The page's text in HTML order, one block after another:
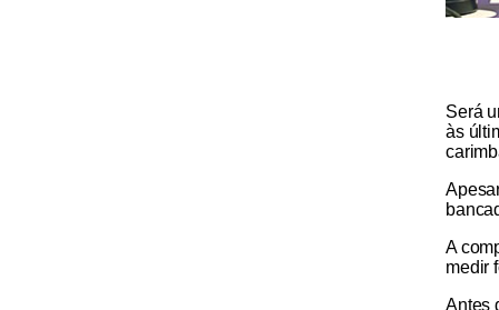
Será
às
A
medir
Antes